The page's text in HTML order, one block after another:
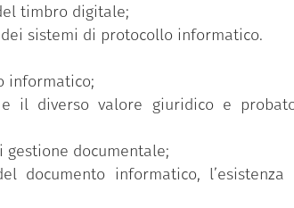
timbro digitale;
sistemi di protocollo informatico.
informatico;
il diverso valore giuridico e
documentale;
documento informatico,